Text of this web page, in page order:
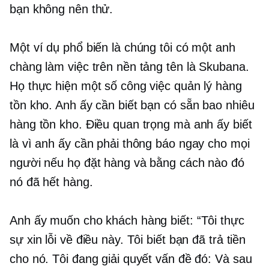
bạn không nên thử.
Một ví dụ phổ biến là chúng tôi có một anh
chàng làm việc trên nền tảng tên là Skubana.
Họ thực hiện một số công việc quản lý hàng
tồn kho. Anh ấy cần biết bạn có sẵn bao nhiêu
hàng tồn kho. Điều quan trọng mà anh ấy biết
là vì anh ấy cần phải thông báo ngay cho mọi
người nếu họ đặt hàng và bằng cách nào đó
nó đã hết hàng.
Anh ấy muốn cho khách hàng biết: “Tôi thực
sự xin lỗi về điều này. Tôi biết bạn đã trả tiền
cho nó. Tôi đang giải quyết vấn đề đó: Và sau